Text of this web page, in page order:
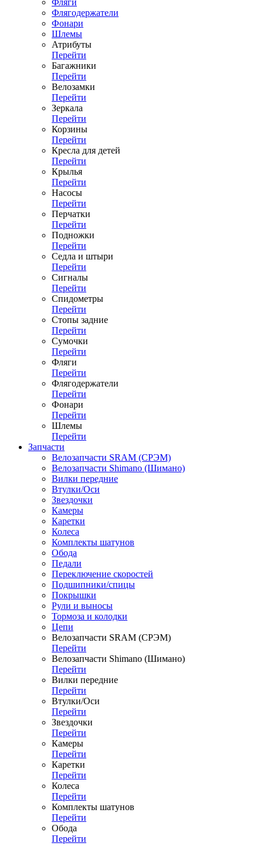
Фляги
Флягодержатели
Фонари
Шлемы
Атрибуты
Перейти
Багажники
Перейти
Велозамки
Перейти
Зеркала
Перейти
Корзины
Перейти
Кресла для детей
Перейти
Крылья
Перейти
Насосы
Перейти
Перчатки
Перейти
Подножки
Перейти
Седла и штыри
Перейти
Сигналы
Перейти
Спидометры
Перейти
Стопы задние
Перейти
Сумочки
Перейти
Фляги
Перейти
Флягодержатели
Перейти
Фонари
Перейти
Шлемы
Перейти
Запчасти
Велозапчасти SRAM (СРЭМ)
Велозапчасти Shimano (Шимано)
Вилки передние
Втулки/Оси
Звездочки
Камеры
Каретки
Колеса
Комплекты шатунов
Обода
Педали
Переключение скоростей
Подшипники/спицы
Покрышки
Рули и выносы
Тормоза и колодки
Цепи
Велозапчасти SRAM (СРЭМ)
Перейти
Велозапчасти Shimano (Шимано)
Перейти
Вилки передние
Перейти
Втулки/Оси
Перейти
Звездочки
Перейти
Камеры
Перейти
Каретки
Перейти
Колеса
Перейти
Комплекты шатунов
Перейти
Обода
Перейти